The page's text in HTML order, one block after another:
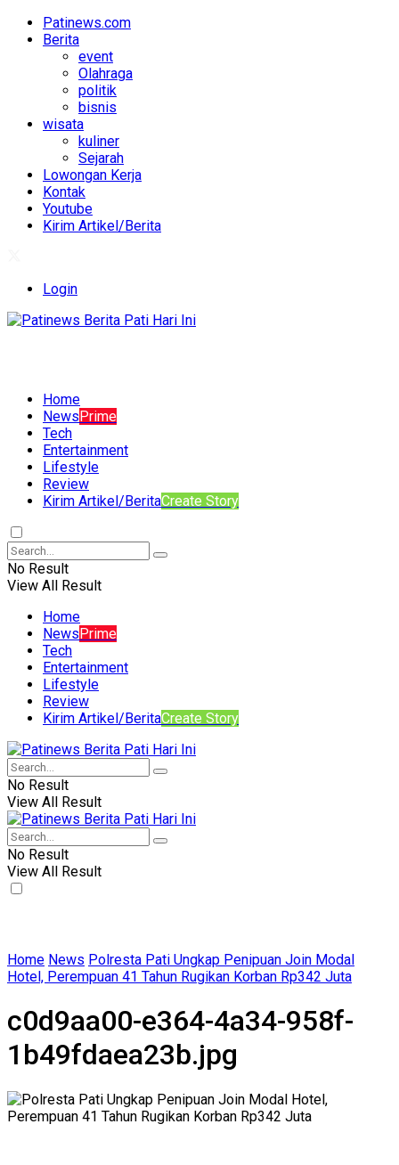
Patinews.com
Berita
event
Olahraga
politik
bisnis
wisata
kuliner
Sejarah
Lowongan Kerja
Kontak
Youtube
Kirim Artikel/Berita
Login
Home
NewsPrime
Tech
Entertainment
Lifestyle
Review
Kirim Artikel/BeritaCreate Story
No Result
View All Result
Home
NewsPrime
Tech
Entertainment
Lifestyle
Review
Kirim Artikel/BeritaCreate Story
No Result
View All Result
No Result
View All Result
Home News Polresta Pati Ungkap Penipuan Join Modal
Hotel, Perempuan 41 Tahun Rugikan Korban Rp342 Juta
c0d9aa00-e364-4a34-958f-
1b49fdaea23b.jpg